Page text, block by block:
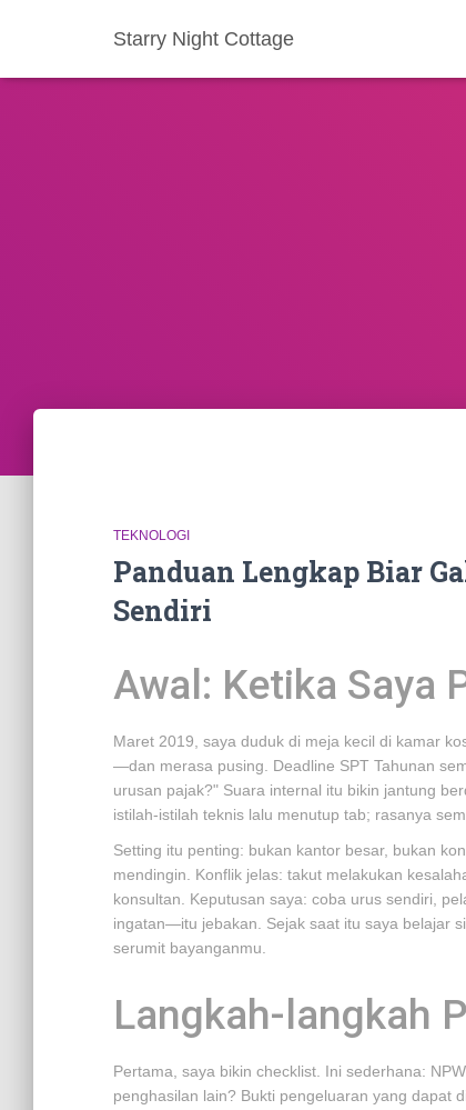
Starry Night Cottage
TEKNOLOGI
Panduan Lengkap Biar
Sendiri
Awal: Ketika Saya
Maret 2019, saya duduk di meja kecil di kamar
—dan merasa pusing. Deadline SPT Tahunan
urusan pajak?" Suara internal itu bikin jantung
istilah-istilah teknis lalu menutup tab; rasanya
Setting itu penting: bukan kantor besar, bukan
mendingin. Konflik jelas: takut melakukan
konsultan. Keputusan saya: coba urus sendiri,
ingatan—itu jebakan. Sejak saat itu saya belajar
serumit bayanganmu.
Langkah-langkah
Pertama, saya bikin checklist. Ini sederhana:
penghasilan lain? Bukti pengeluaran yang dapat